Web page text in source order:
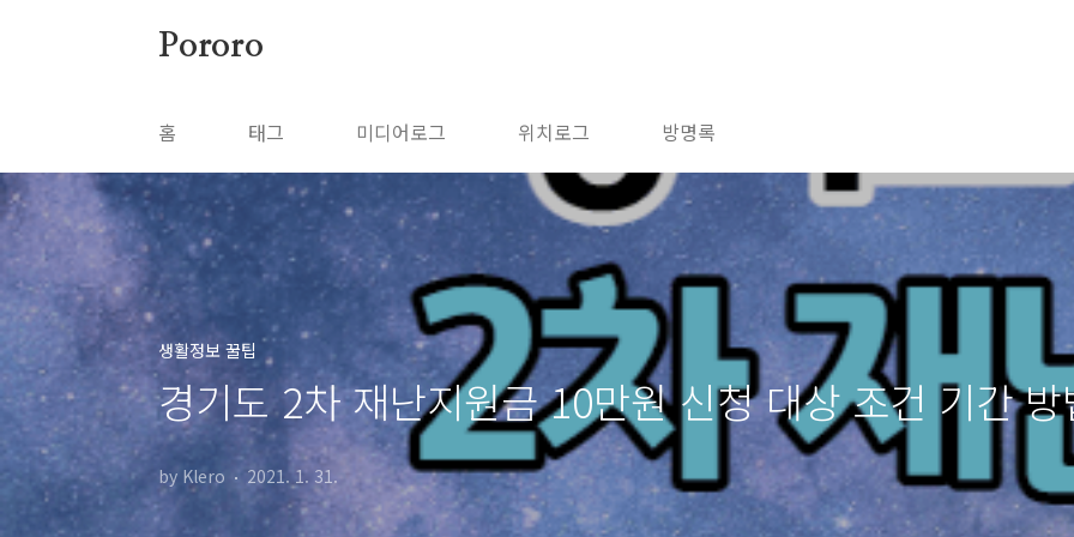
Pororo
홈 태그 미디어로그 위치로그 방명록
생활정보 꿀팁
경기도 2차 재난지원금 10만원 신청 대상 조건 기간 방
by Klero 2021. 1. 31.